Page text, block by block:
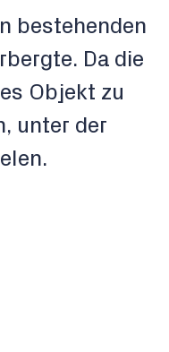
bestehenden
Da die
Objekt zu
unter der